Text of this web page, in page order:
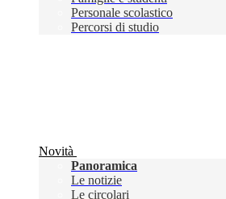
Personale scolastico
Percorsi di studio
Novità
Panoramica
Le notizie
Le circolari